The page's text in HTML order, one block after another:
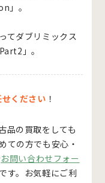
」。
てダブリミックス
」。
ください ！
品の買取をしても
ての方でも安心・
お問い合わせフォー
す。お気軽にご利